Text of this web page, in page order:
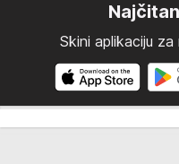
Skini aplikaciju